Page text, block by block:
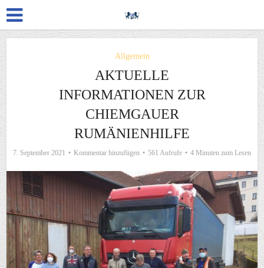
Allgemein
AKTUELLE
INFORMATIONEN ZUR
CHIEMGAUER
RUMÄNIENHILFE
7. September 2021 Kommentar hinzufügen 561 Aufrufe 4 Minuten zum Lesen